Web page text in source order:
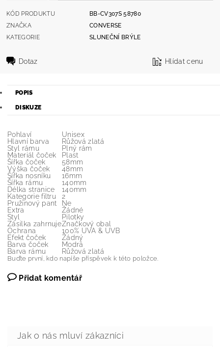
KÓD PRODUKTU
BB-CV307S 58780
ZNAČKA
CONVERSE
KATEGORIE
SLUNEČNÍ BRÝLE
Dotaz Hlídat cenu
POPIS
DISKUZE
Pohlaví
Unisex
Hlavní barva
Růžová zlatá
Styl rámu
Plný rám
Materiál čoček
Plast
Šířka čoček
58mm
Výška čoček
48mm
Šířka nosníku
16mm
Šířka rámu
140mm
Délka stranice
140mm
Kategorie filtru
2
Pružinový pant
Ne
Extra
Žádné
Styl
Pilotky
Zásilka zahrnujeZnačkový obal
Ochrana
100% UVA & UVB
Efekt čoček
Žádný
Barva čoček
Modrá
Barva rámu
Růžová zlatá
Buďte první, kdo napíše příspěvek k této položce.
Přidat komentář